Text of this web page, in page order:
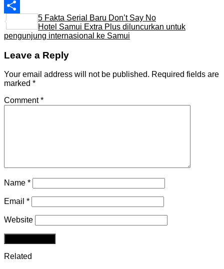
Line
Share
5 Fakta Serial Baru Don’t Say No
Hotel Samui Extra Plus diluncurkan untuk
pengunjung internasional ke Samui
Leave a Reply
Your email address will not be published. Required fields are
marked *
Comment*
Name *
Email *
Website
Related